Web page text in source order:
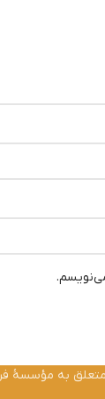
به مؤسسۀ فرهنگی